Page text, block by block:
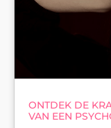
ONTDEK DE
VAN EEN